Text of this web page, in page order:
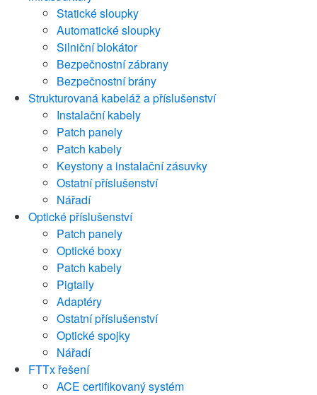
Statické sloupky
Automatické sloupky
Silniční blokátor
Bezpečnostní zábrany
Bezpečnostní brány
Strukturovaná kabeláž a příslušenství
Instalační kabely
Patch panely
Patch kabely
Keystony a instalační zásuvky
Ostatní příslušenství
Nářadí
Optické příslušenství
Patch panely
Optické boxy
Patch kabely
Pigtaily
Adaptéry
Ostatní příslušenství
Optické spojky
Nářadí
FTTx řešení
ACE certifikovaný systém